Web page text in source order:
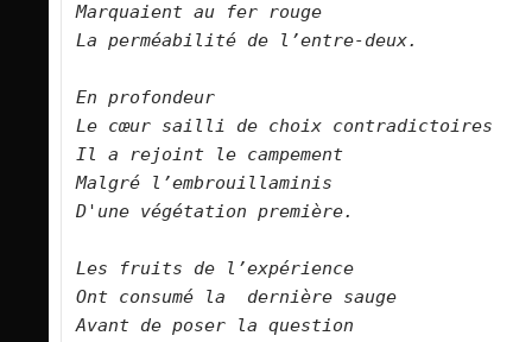
Marquaient au fer rouge
La perméabilité de l’entre-deux.
En profondeur
Le cœur sailli de choix contradictoires
Il a rejoint le campement
Malgré l’embrouillaminis
D'une végétation première.
Les fruits de l’expérience
Ont consumé la  dernière sauge
Avant de poser la question